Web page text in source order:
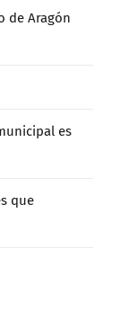
de Aragón
es
que